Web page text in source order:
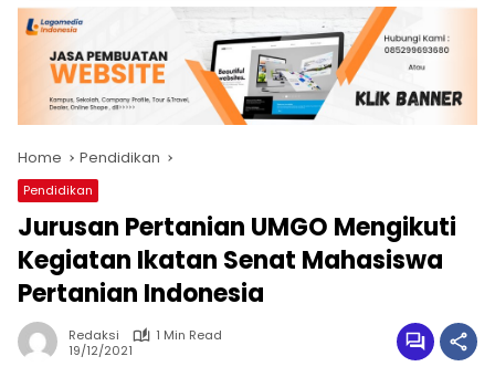
Home Pendidikan
Pendidikan
Jurusan Pertanian UMGO Mengikuti
Kegiatan Ikatan Senat Mahasiswa
Pertanian Indonesia
Redaksi
1 Min Read
19/12/2021